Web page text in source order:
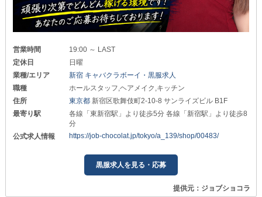
営業時間
19:00 ～ LAST
定休日
日曜
業種/エリア
新宿 キャバクラボーイ・黒服求人
職種
ホールスタッフ,ヘアメイク,キッチン
住所
東京都 新宿区歌舞伎町2-10-8 サンライズビル B1F
最寄り駅
各線「東新宿駅」より徒歩5分 各線「新宿駅」より徒歩8
分
公式求人情報
https://job-chocolat.jp/tokyo/a_139/shop/00483/
黒服求人を見る・応募
提供元：ジョブショコラ